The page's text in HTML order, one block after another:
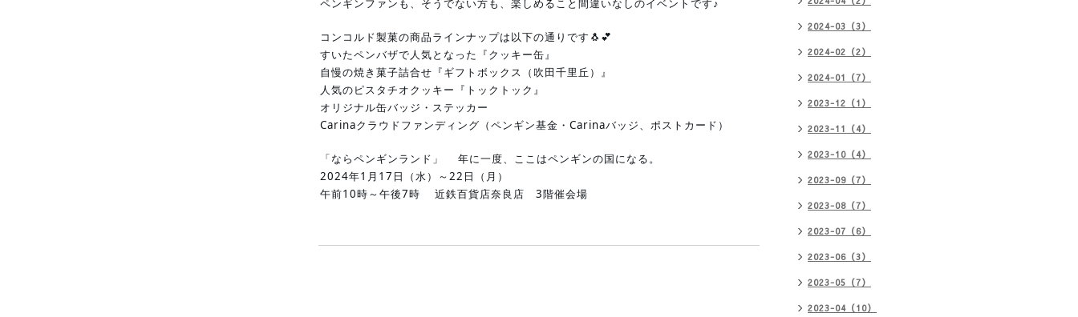
ペンギンファンも、そうでない方も、楽しめること間違いなしのイベントです♪
コンコルド製菓の商品ラインナップは以下の通りです🐧💕
すいたペンバザで人気となった『クッキー缶』
自慢の焼き菓子詰合せ『ギフトボックス（吹田千里丘）』
人気のピスタチオクッキー『トックトック』
オリジナル缶バッジ・ステッカー
Carinaクラウドファンディング（ペンギン基金・Carinaバッジ、ポストカード）
「ならペンギンランド」 年に一度、ここはペンギンの国になる。
2024年1月17日（水）～22日（月）
午前10時～午後7時 近鉄百貨店奈良店 3階催会場
2024-03（3）
2024-02（2）
2024-01（7）
2023-12（1）
2023-11（4）
2023-10（4）
2023-09（7）
2023-08（7）
2023-07（6）
2023-06（3）
2023-05（7）
2023-04（10）